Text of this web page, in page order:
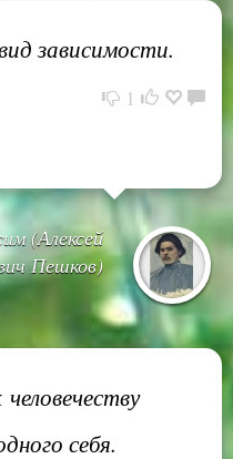
зависимости.
1
(Алексей
Пешков)
себя.